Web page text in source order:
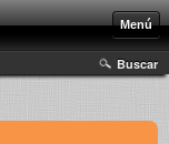
Menú
Buscar